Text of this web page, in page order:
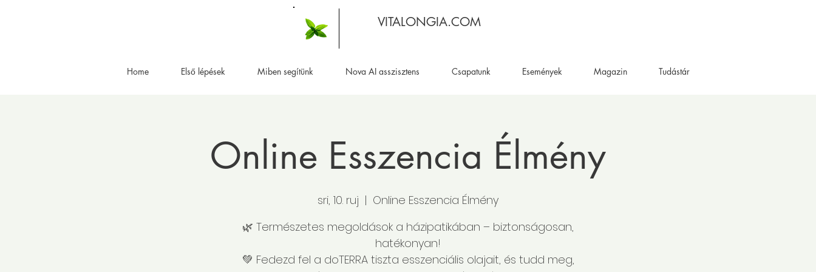
VITALONGIA.COM
Home Első lépések Miben segítünk Nova AI asszisztens Csapatunk Események Magazin Tudástár
Online Esszencia Élmény
sri, 10. ruj
  |
Online Esszencia Élmény
🌿 Természetes megoldások a házipatikában – biztonságosan,
hatékonyan!
💚 Fedezd fel a doTERRA tiszta esszenciális olajait, és tudd meg,